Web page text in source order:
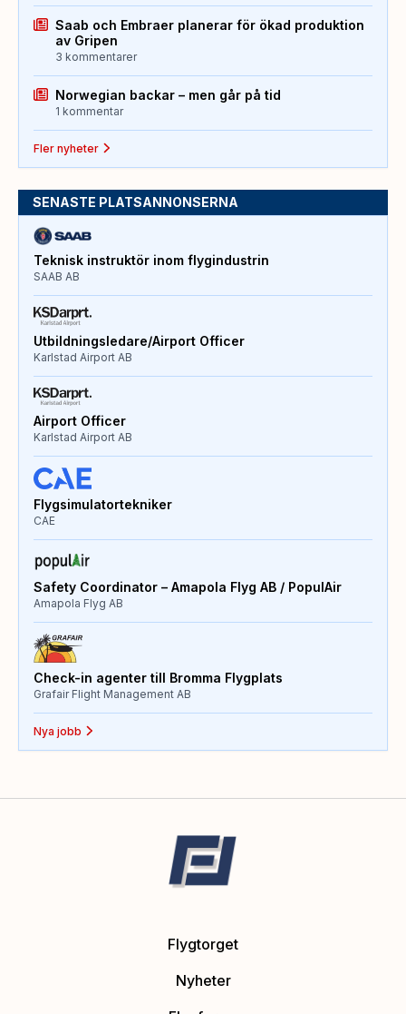
Saab och Embraer planerar för ökad produktion
av Gripen
3 kommentarer
Norwegian backar – men går på tid
1 kommentar
Fler nyheter
SENASTE PLATSANNONSERNA
Teknisk instruktör inom flygindustrin
SAAB AB
Utbildningsledare/Airport Officer
Karlstad Airport AB
Airport Officer
Karlstad Airport AB
Flygsimulatortekniker
CAE
Safety Coordinator – Amapola Flyg AB / PopulAir
Amapola Flyg AB
Check-in agenter till Bromma Flygplats
Grafair Flight Management AB
Nya jobb
Flygtorget
Nyheter